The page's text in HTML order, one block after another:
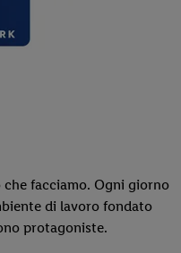
facciamo. Ogni giorno
di lavoro fondato
protagoniste.